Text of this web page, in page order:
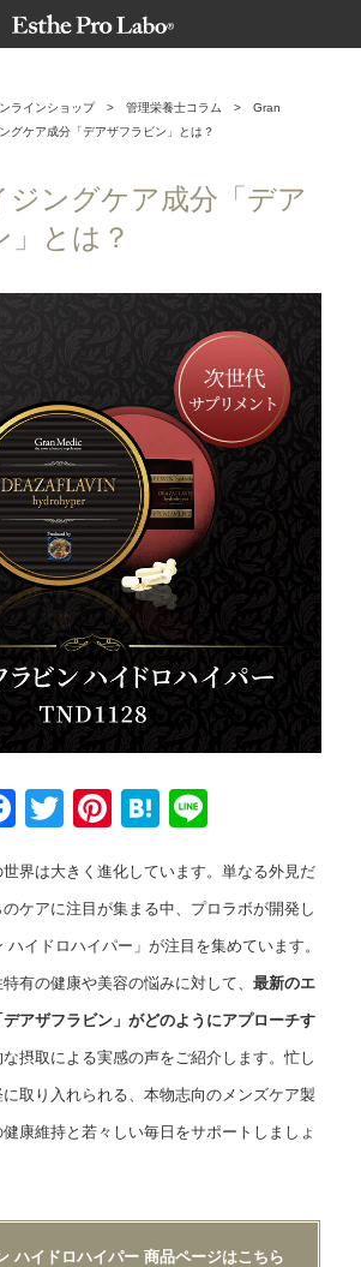
ラインショップ> 管理栄養士コラム > Gran
グケア成分「デアザフラビン」とは？
ジングケア成分「デア
とは？
Facebook
TwitterPinterest
Hatena
界は大きく進化しています。単なる外見だ
ケアに注目が集まる中、プロラボが開発し
イドロハイパー」が注目を集めています。
有の健康や美容の悩みに対して、 最新のエ
アザフラビン」がどのようにアプローチす
摂取による実感の声をご紹介します。忙し
取り入れられる、本物志向のメンズケア製
康維持と若々しい毎日をサポートしましょ
ハイドロハイパー 商品ページはこちら